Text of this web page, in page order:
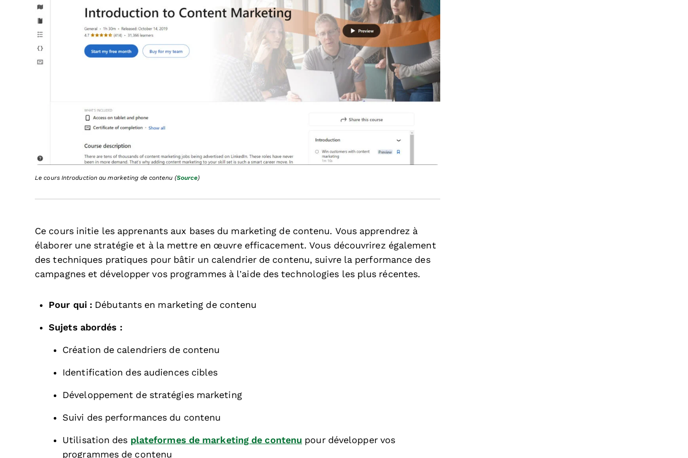
Le cours Introduction au marketing de contenu (Source)
Ce cours initie les apprenants aux bases du marketing de contenu. Vous apprendrez à
élaborer une stratégie et à la mettre en œuvre efficacement. Vous découvrirez également
des techniques pratiques pour bâtir un calendrier de contenu, suivre la performance des
campagnes et développer vos programmes à l’aide des technologies les plus récentes.
Pour qui : Débutants en marketing de contenu
Sujets abordés :
Création de calendriers de contenu
Identification des audiences cibles
Développement de stratégies marketing
Suivi des performances du contenu
Utilisation des plateformes de marketing de contenu pour développer vos
programmes de contenu